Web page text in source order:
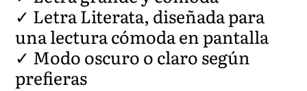
✓ Letra Literata, diseñada para
una lectura cómoda en pantalla
✓ Modo oscuro o claro según
prefieras